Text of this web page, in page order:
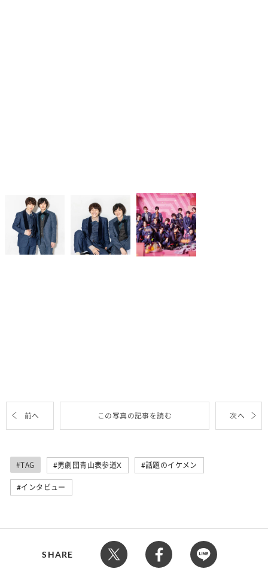
前へ この写真の記事を読む 次へ
#TAG 男劇団青山表参道X 話題のイケメン
インタビュー
SHARE